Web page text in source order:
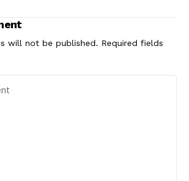
will not be published. Required fields